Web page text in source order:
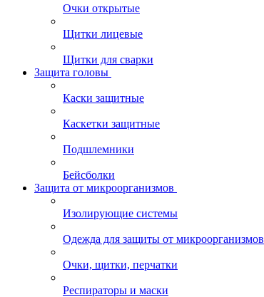
Очки открытые
Щитки лицевые
Щитки для сварки
Защита головы
Каски защитные
Каскетки защитные
Подшлемники
Бейсболки
Защита от микроорганизмов
Изолирующие системы
Одежда для защиты от микроорганизмов
Очки, щитки, перчатки
Респираторы и маски